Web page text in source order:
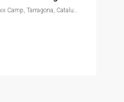
Mont-roig del Camp, Baix Camp, Tarragona, Catalunya, 43300, España